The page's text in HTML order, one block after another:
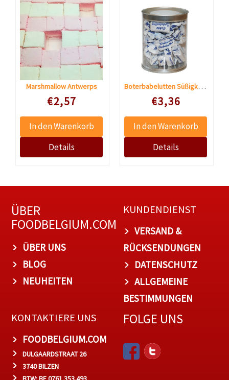
Marshmallow Antwerps
Speciale prijs
€2,57
Boterbabelutten Süßigkeiten
Speciale prijs
€3,36
ÜBER
FOODBELGIUM.COM
ÜBER UNS
BLOG
NEUHEITEN
KUNDENDIENST
VERSAND &
RÜCKSENDUNGEN
DATENSCHUTZ
ALLGEMEINE
BESTIMMUNGEN
KONTAKTIERE UNS
FOODBELGIUM.COM
DULGAARDSTRAAT 26
3740 BILZEN
FOLGE UNS